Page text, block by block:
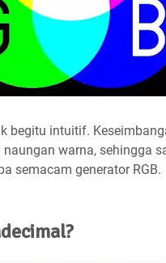
begitu intuitif.
warna, sehingga
semacam generator RGB.